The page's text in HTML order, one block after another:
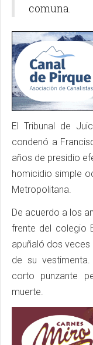
comuna.
El Tribunal de
condenó a
años de presidio
homicidio simple
Metropolitana.
De acuerdo a los
frente del colegio
apuñaló dos veces
de su
corto punzante
muerte.